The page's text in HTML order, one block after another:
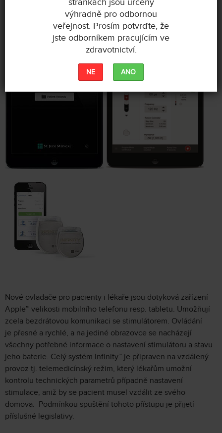
Nové ovladače pro pacienty i lékaře jsou dotyková zařízení
Apple™ velikosti mobilního telefonu resp. tabletu. Umožňují
zcela bezdrátovou komunikaci se stimulátorem. Ovládání
je přesné a rychlé, a na jediné obrazovce se nacházejí
všechny potřebné informace o nastavení stimulátoru a stavu
jeho baterie. Celý systém Infinity™ je připraven na vzdálený
provoz tj. telemedicínský režim, který lékařům umožní
kontrolu technických parametrů případně nastavení
stimulace, aniž by se pacient musel vzdálit ze svého
domova. Podmínkou spuštění tohoto přístupu je přijetí
příslušné legislativy.
stránkách jsou určeny
výhradně pro odbornou
veřejnost. Prosím potvrďte, že
jste odborníkem pracujícím ve
zdravotnictví.
NE ANO